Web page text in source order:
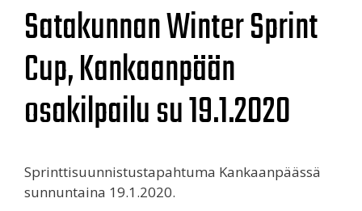
Satakunnan Winter Sprint
Cup, Kankaanpään
osakilpailu su 19.1.2020
Sprinttisuunnistustapahtuma Kankaanpäässä
sunnuntaina 19.1.2020.